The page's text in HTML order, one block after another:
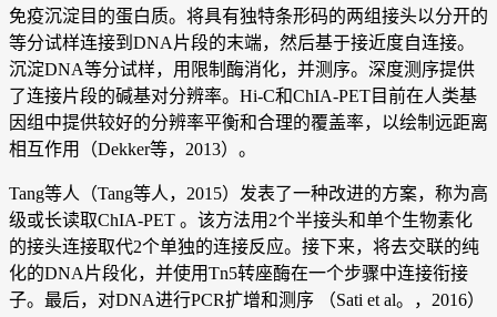
免疫沉淀目的蛋白质。将具有独特条形码的两组接头以分开的
等分试样连接到DNA片段的末端，然后基于接近度自连接。
沉淀DNA等分试样，用限制酶消化，并测序。深度测序提供
了连接片段的碱基对分辨率。Hi-C和ChIA-PET目前在人类基
因组中提供较好的分辨率平衡和合理的覆盖率，以绘制远距离
相互作用（Dekker等，2013）。
Tang等人（Tang等人，2015）发表了一种改进的方案，称为高
级或长读取ChIA-PET 。该方法用2个半接头和单个生物素化
的接头连接取代2个单独的连接反应。接下来，将去交联的纯
化的DNA片段化，并使用Tn5转座酶在一个步骤中连接衔接
子。最后，对DNA进行PCR扩增和测序 （Sati et al。，2016）